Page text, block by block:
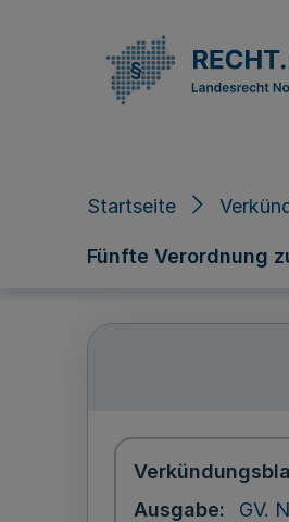
Startseite
Fünfte Verordnung
Ausgabe
GV.